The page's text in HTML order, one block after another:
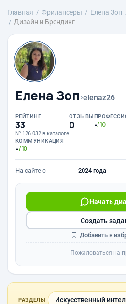
Главная Фрилансеры Елена Зоп
Дизайн и Брендинг
Елена Зоп›elenaz26
РЕЙТИНГ
33
№ 126 032 в каталоге
ОТЗЫВЫ
0 -/10
КОММУНИКАЦИЯ
-/10
На сайте с 2024 года
Начать
Создать
Добавить в
Пожаловаться на
РАЗДЕЛЫ Искусственный